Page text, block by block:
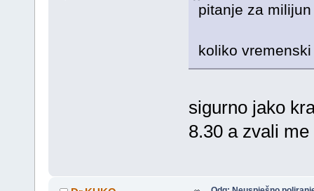
pitanje za
koliko
sigurno jako
8.30 a zvali